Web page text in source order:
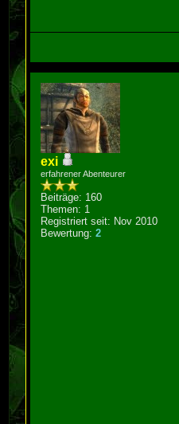
exi
erfahrener Abenteurer
Beiträge: 160
Themen: 1
Registriert seit: Nov 2010
Bewertung:2